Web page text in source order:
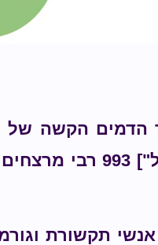
הדמים הקשה
"התקומה" [לשעבר
תקשורת